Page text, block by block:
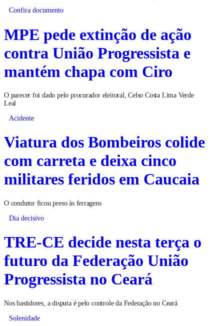
Confira documento
MPE pede extinção de ação
contra União Progressista e
mantém chapa com Ciro
O parecer foi dado pelo procurador eleitoral, Celso Costa Lima Verde
Leal
Acidente
Viatura dos Bombeiros colide
com carreta e deixa cinco
militares feridos em Caucaia
O condutor ficou preso às ferragens
Dia decisivo
TRE-CE decide nesta terça o
futuro da Federação União
Progressista no Ceará
Nos bastidores, a disputa é pelo controle da Federação no Ceará
Solenidade